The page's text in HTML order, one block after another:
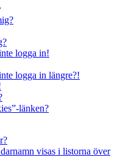
logga in!
logga in längre?!
länken?
visas i listorna över